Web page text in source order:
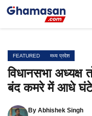
Skip
FEATURED मध्य प्रदेश
विधानसभा अध्यक्ष
बंद कमरे में आधे घंटे
By Abhishek Singh